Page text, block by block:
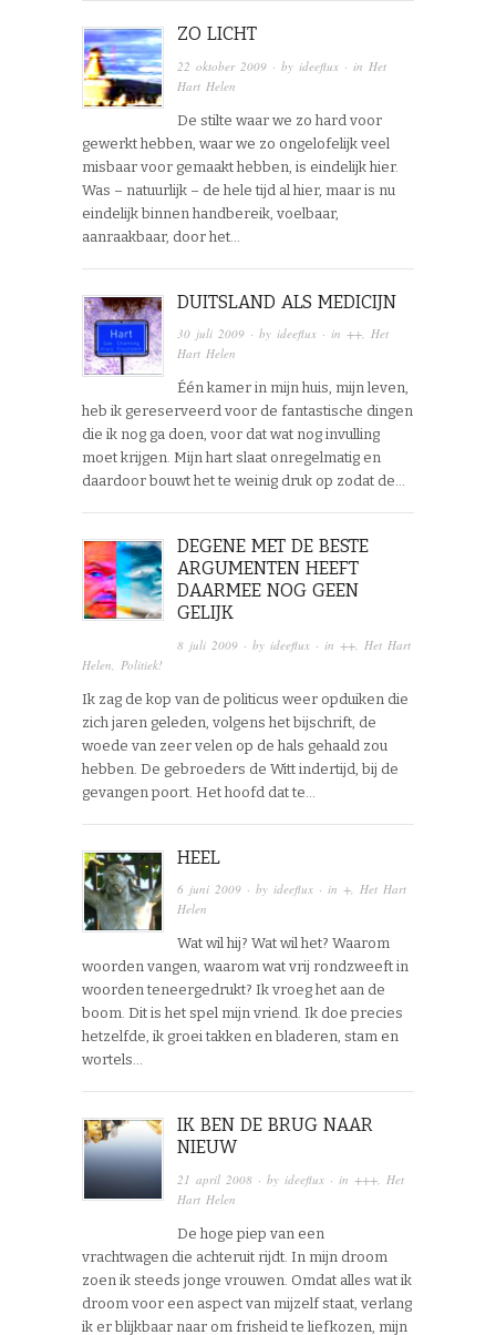
ZO LICHT
22 oktober 2009 · by ideeflux · in Het
Hart Helen
De stilte waar we zo hard voor
gewerkt hebben, waar we zo ongelofelijk veel
misbaar voor gemaakt hebben, is eindelijk hier.
Was – natuurlijk – de hele tijd al hier, maar is nu
eindelijk binnen handbereik, voelbaar,
aanraakbaar, door het…
DUITSLAND ALS MEDICIJN
30 juli 2009 · byideeflux · in++,Het
Hart Helen
Één kamer in mijn huis, mijn leven,
heb ik gereserveerd voor de fantastische dingen
die ik nog ga doen, voor dat wat nog invulling
moet krijgen. Mijn hart slaat onregelmatig en
daardoor bouwt het te weinig druk op zodat de…
DEGENE MET DE BESTE
ARGUMENTEN HEEFT
DAARMEE NOG GEEN
GELIJK
8 juli 2009 · by ideeflux · in++ Het Hart
Helen
Politiek!
Ik zag de kop van de politicus weer opduiken die
zich jaren geleden, volgens het bijschrift, de
woede van zeer velen op de hals gehaald zou
hebben. De gebroeders de Witt indertijd, bij de
gevangen poort. Het hoofd dat te…
HEEL
6 juni 2009 · byideeflux · in+,Het Hart
Helen
Wat wil hij? Wat wil het? Waarom
woorden vangen, waarom wat vrij rondzweeft in
woorden teneergedrukt? Ik vroeg het aan de
boom. Dit is het spel mijn vriend. Ik doe precies
hetzelfde, ik groei takken en bladeren, stam en
wortels…
IK BEN DE BRUG NAAR
NIEUW
21 april 2008 · by ideeflux · in+++ Het
Hart Helen
De hoge piep van een
vrachtwagen die achteruit rijdt. In mijn droom
zoen ik steeds jonge vrouwen. Omdat alles wat ik
droom voor een aspect van mijzelf staat, verlang
ik er blijkbaar naar om frisheid te liefkozen, mijn